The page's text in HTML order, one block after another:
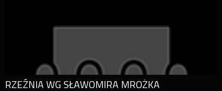
RZEŹNIA WG SŁAWOMIRA MROŻKA